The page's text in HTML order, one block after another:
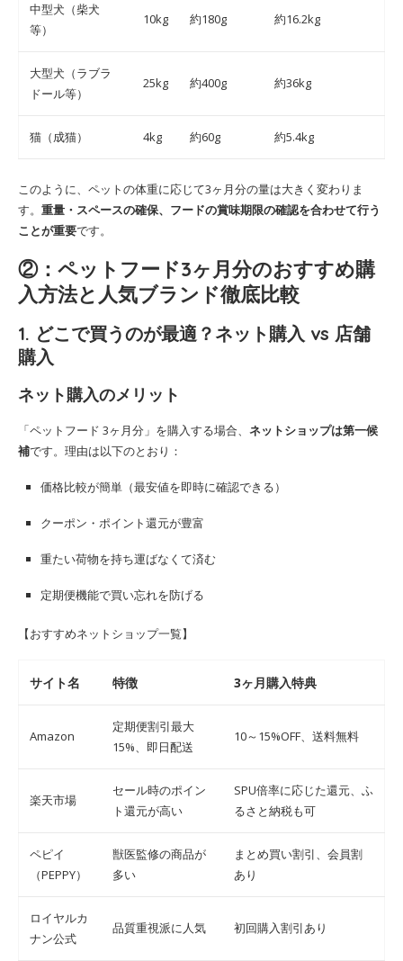
中型犬（柴犬
等）
10kg 約180g 約16.2kg
大型犬（ラブラ
ドール等）
25kg 約400g 約36kg
猫（成猫） 4kg 約60g 約5.4kg
このように、ペットの体重に応じて3ヶ月分の量は大きく変わりま
す。 重量・スペースの確保、フードの賞味期限の確認を合わせて行う
ことが重要です。
②：ペットフード3ヶ月分のおすすめ購
入方法と人気ブランド徹底比較
1. どこで買うのが最適？ネット購入 vs 店舗
購入
ネット購入のメリット
「ペットフード 3ヶ月分」を購入する場合、 ネットショップは第一候
補です。理由は以下のとおり：
価格比較が簡単（最安値を即時に確認できる）
クーポン・ポイント還元が豊富
重たい荷物を持ち運ばなくて済む
定期便機能で買い忘れを防げる
【おすすめネットショップ一覧】
サイト名 特徴 3ヶ月購入特典
Amazon
定期便割引最大
15%、即日配送
10～15%OFF、送料無料
楽天市場
セール時のポイン
ト還元が高い
SPU倍率に応じた還元、ふ
るさと納税も可
ペピイ
（PEPPY）
獣医監修の商品が
多い
まとめ買い割引、会員割
あり
ロイヤルカ
ナン公式
品質重視派に人気 初回購入割引あり